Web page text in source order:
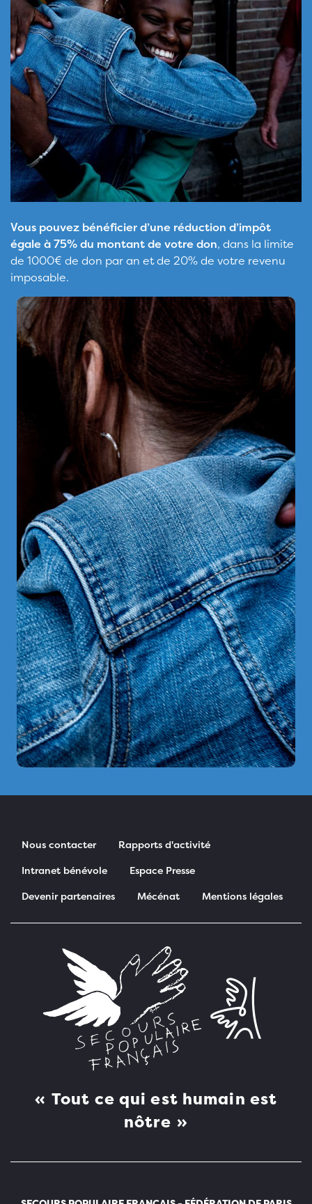
Vous pouvez bénéficier d’une réduction d’impôt
égale à 75% du montant de votre don, dans la limite
de 1000€ de don par an et de 20% de votre revenu
imposable.
Nous contacter
Rapports d'activité
Intranet bénévole
Espace Presse
Devenir partenaires
Mécénat Mentions légales
Tout ce qui est humain est
nôtre